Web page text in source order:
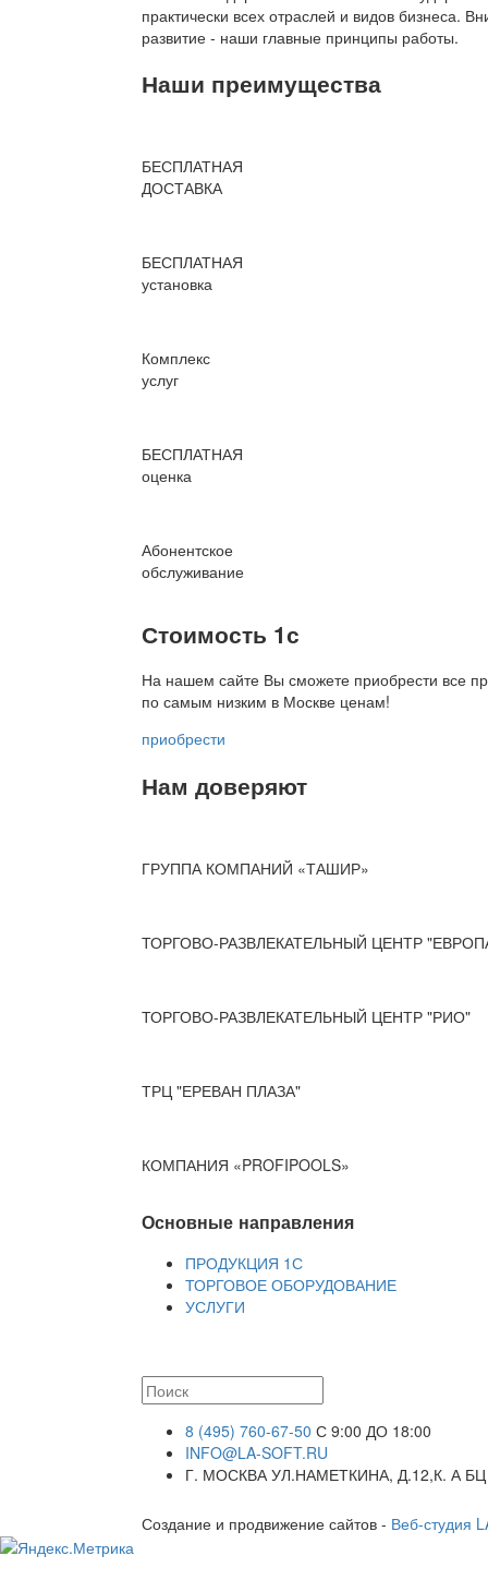
практически всех отраслей и видов бизнеса.
развитие - наши главные принципы работы.
Наши преимущества
БЕСПЛАТНАЯ
ДОСТАВКА
БЕСПЛАТНАЯ
установка
Комплекс
услуг
БЕСПЛАТНАЯ
оценка
Абонентское
обслуживание
Стоимость 1с
На нашем сайте Вы сможете приобрести все
по самым низким в Москве ценам!
приобрести
Нам доверяют
ГРУППА КОМПАНИЙ «ТАШИР»
ТОРГОВО-РАЗВЛЕКАТЕЛЬНЫЙ ЦЕНТР
ТОРГОВО-РАЗВЛЕКАТЕЛЬНЫЙ ЦЕНТР "РИО"
ТРЦ "ЕРЕВАН ПЛАЗА"
КОМПАНИЯ «PROFIPOOLS»
Основные направления
ПРОДУКЦИЯ 1С
ТОРГОВОЕ ОБОРУДОВАНИЕ
УСЛУГИ
8 (495) 760-67-50 С 9:00 ДО 18:00
INFO@LA-SOFT.RU
Г. МОСКВА УЛ.НАМЕТКИНА, Д.12,К. А
Создание и продвижение сайтов - Веб-студия